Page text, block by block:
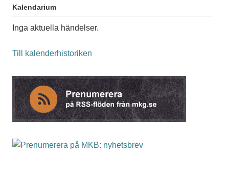
Kalendarium
Inga aktuella händelser.
Till kalenderhistoriken